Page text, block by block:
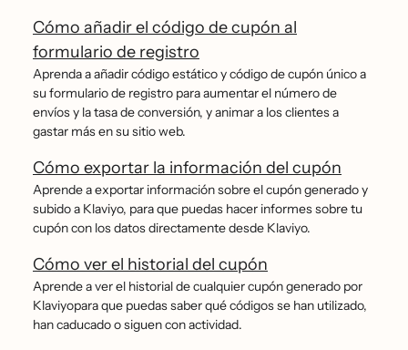
Cómo añadir el código de cupón al
formulario de registro
Aprenda a añadir código estático y código de cupón único a
su formulario de registro para aumentar el número de
envíos y la tasa de conversión, y animar a los clientes a
gastar más en su sitio web.
Cómo exportar la información del cupón
Aprende a exportar información sobre el cupón generado y
subido a Klaviyo, para que puedas hacer informes sobre tu
cupón con los datos directamente desde Klaviyo.
Cómo ver el historial del cupón
Aprende a ver el historial de cualquier cupón generado por
Klaviyopara que puedas saber qué códigos se han utilizado,
han caducado o siguen con actividad.